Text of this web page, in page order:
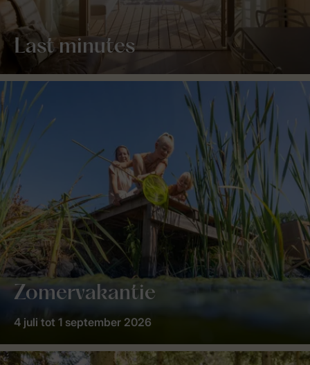
Last minutes
Zomervakantie
4 juli tot 1 september 2026